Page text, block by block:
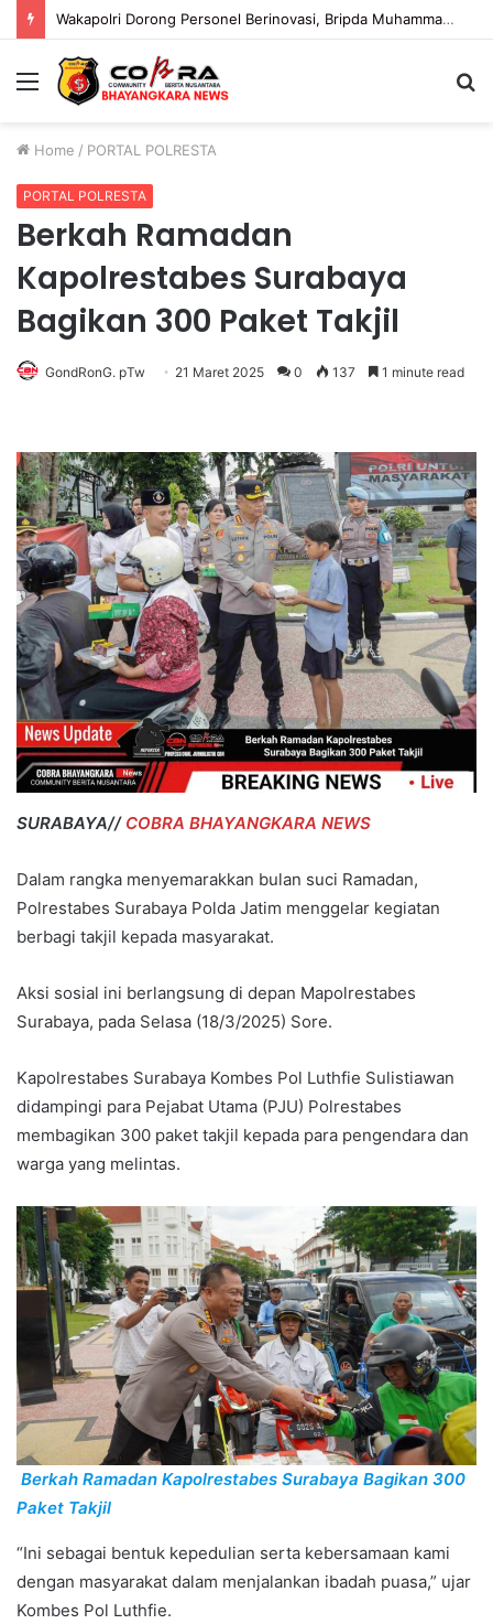
Wakapolri Dorong Personel Berinovasi, Bripda Muhammad Putra Aulia Jadi Contoh Nyata
Menu
Home / PORTAL POLRESTA
PORTAL POLRESTA
Berkah Ramadan
Kapolrestabes Surabaya
Bagikan 300 Paket Takjil
GondRonG. pTw 21 Maret 2025 0 137 1 minute read
SURABAYA// COBRA BHAYANGKARA NEWS
Dalam rangka menyemarakkan bulan suci Ramadan,
Polrestabes Surabaya Polda Jatim menggelar kegiatan
berbagi takjil kepada masyarakat.
Aksi sosial ini berlangsung di depan Mapolrestabes
Surabaya, pada Selasa (18/3/2025) Sore.
Kapolrestabes Surabaya Kombes Pol Luthfie Sulistiawan
didampingi para Pejabat Utama (PJU) Polrestabes
membagikan 300 paket takjil kepada para pengendara dan
warga yang melintas.
Berkah Ramadan Kapolrestabes Surabaya Bagikan 300
Paket Takjil
“Ini sebagai bentuk kepedulian serta kebersamaan kami
dengan masyarakat dalam menjalankan ibadah puasa,” ujar
Kombes Pol Luthfie.